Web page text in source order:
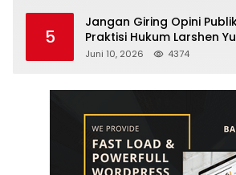
5
Jangan Giring Opini
Praktisi Hukum Larshen
Tuduhan Soal Gelar
Juni 10, 2026 4374